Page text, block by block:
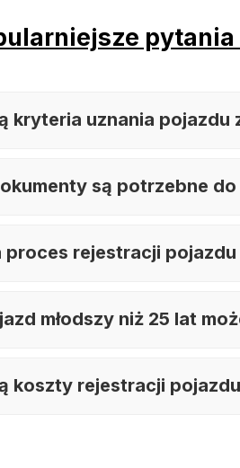
kryteria uznania pojazdu
są potrzebne
proces rejestracji
młodszy niż 25 lat
koszty rejestracji